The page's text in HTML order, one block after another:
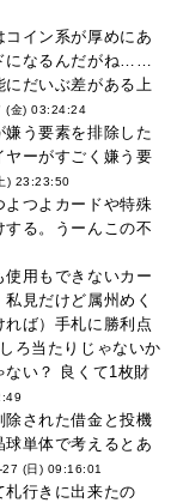
イン系が厚めにあ
になるんだがね……
にだいぶ差がある上
(金) 03:24:24
う要素を排除した
ヤーがすごく嫌う要
) 23:23:50
よつよカードや特殊
る。うーんこの不
使用もできないカー
見だけど属州めく
れば）手札に勝利点
ろ当たりじゃないか
ない？ 良くて1枚財
除された借金と投機
単体で考えるとあ
(日) 09:16:01
札行きに出来たの